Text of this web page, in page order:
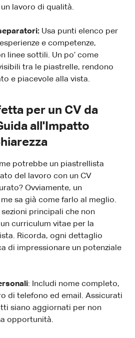
lavoro di qualità.
Usa punti elenco per
e competenze,
linee sottili. Un po’ come
tra le piastrelle, rendono
e piacevole alla vista.
per un CV da
all'Impatto
potrebbe un piastrellista
del lavoro con un CV
Ovviamente, un
sa già come farlo al meglio.
principali che non
curriculum vitae per la
Ricorda, ogni dettaglio
di impressionare un potenziale
: Includi nome completo,
di telefono ed email. Assicurati
siano aggiornati per non
opportunità.